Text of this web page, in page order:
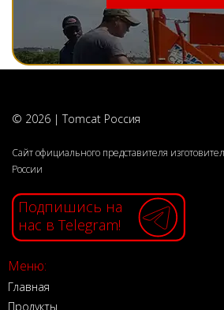
© 2026 | Tomcat Россия
Сайт официального представителя
России
Подпишись на
нас в Telegram!
Меню:
Главная
Продукты